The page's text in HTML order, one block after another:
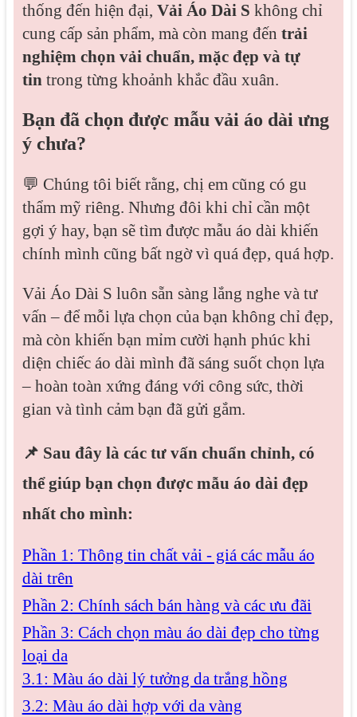
thống đến hiện đại, Vải Áo Dài S không chỉ
cung cấp sản phẩm, mà còn mang đến trải
nghiệm chọn vải chuẩn, mặc đẹp và tự
tintrong từng khoảnh khắc đầu xuân.
Bạn đã chọn được mẫu vải áo dài ưng
ý chưa?
💬 Chúng tôi biết rằng, chị em cũng có gu
thẩm mỹ riêng. Nhưng đôi khi chỉ cần một
gợi ý hay, bạn sẽ tìm được mẫu áo dài khiến
chính mình cũng bất ngờ vì quá đẹp, quá hợp.
Vải Áo Dài S luôn sẵn sàng lắng nghe và tư
vấn – để mỗi lựa chọn của bạn không chỉ đẹp,
mà còn khiến bạn mỉm cười hạnh phúc khi
diện chiếc áo dài mình đã sáng suốt chọn lựa
– hoàn toàn xứng đáng với công sức, thời
gian và tình cảm bạn đã gửi gắm.
📌 Sau đây là các tư vấn chuẩn chỉnh, có
thể giúp bạn chọn được mẫu áo dài đẹp
nhất cho mình:
Phần 1: Thông tin chất vải - giá các mẫu áo
dài trên
Phần 2: Chính sách bán hàng và các ưu đãi
Phần 3: Cách chọn màu áo dài đẹp cho từng
loại da
3.1: Màu áo dài lý tưởng da trắng hồng
3.2: Màu áo dài hợp với da vàng